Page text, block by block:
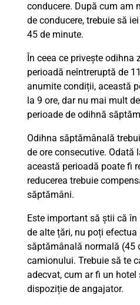
conducere. După cum am
de conducere, trebuie să
45 de minute.
În ceea ce privește odihna
perioadă neîntreruptă de
anumite condiții, această
la 9 ore, dar nu mai mult
perioade de odihnă
Odihna săptămânală
de ore consecutive. Odată
această perioadă poate fi
reducerea trebuie
săptămâni.
Este important să știi că în
de alte țări, nu poți
săptămânală normală (45
camionului. Trebuie să te
adecvat, cum ar fi un hotel
dispoziție de angajator.